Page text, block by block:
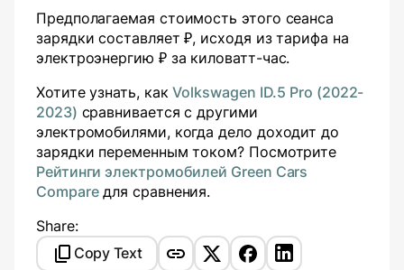
Предполагаемая стоимость этого сеанса
зарядки составляет ₽, исходя из тарифа на
электроэнергию ₽за киловатт-час.
Хотите узнать, какVolkswagen ID.5 Pro (2022-
2023) сравнивается с другими
электромобилями, когда дело доходит до
зарядки переменным током? Посмотрите
Рейтинги электромобилей Green Cars
Compareдля сравнения.
Share:
Copy Text